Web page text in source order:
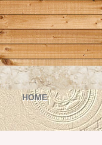
HOME